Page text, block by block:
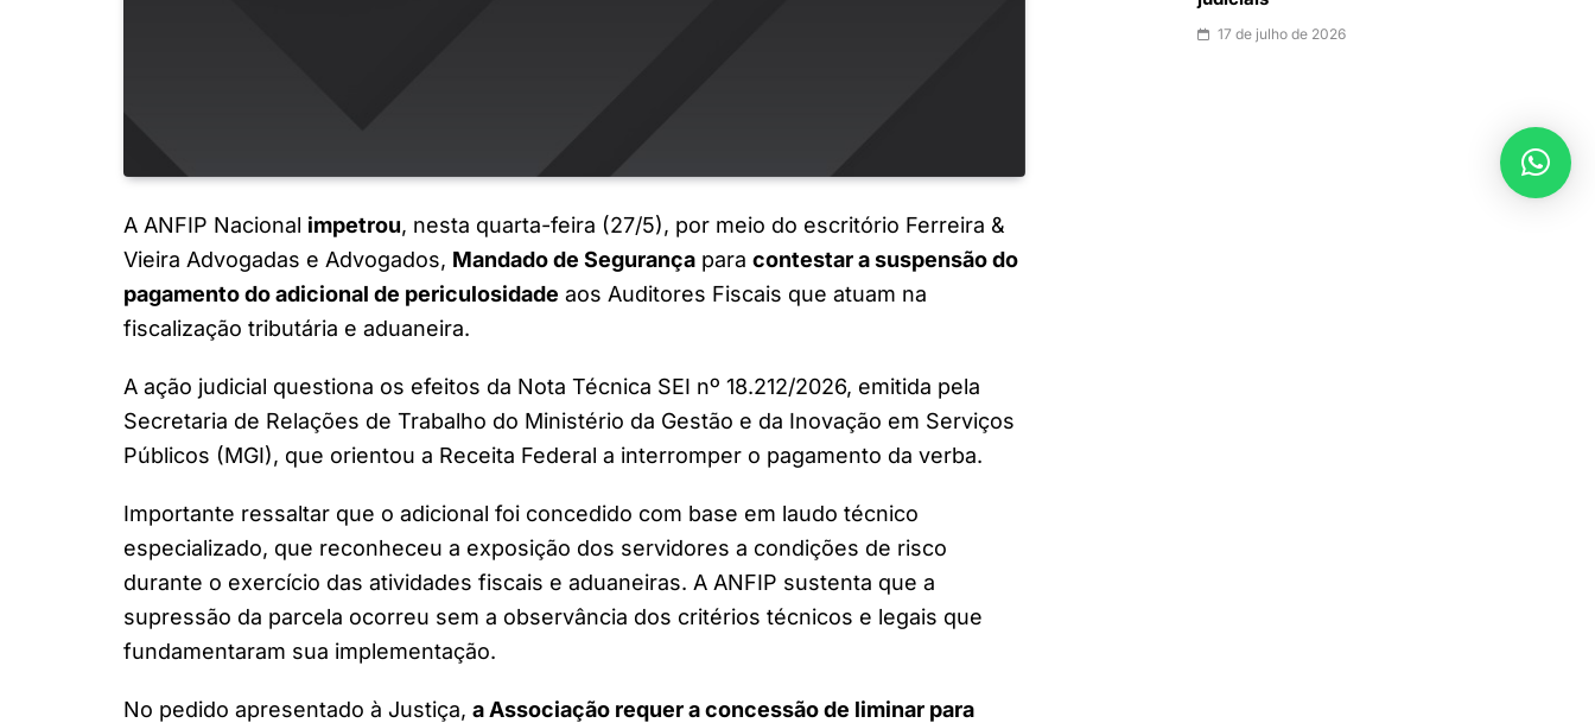
A ANFIP Nacional impetrou, nesta quarta-feira (27/5), por meio do escritório Ferreira &
Vieira Advogadas e Advogados, Mandado de Segurança para contestar a suspensão do
pagamento do adicional de periculosidade aos Auditores Fiscais que atuam na
fiscalização tributária e aduaneira.
A ação judicial questiona os efeitos da Nota Técnica SEI nº 18.212/2026, emitida pela
Secretaria de Relações de Trabalho do Ministério da Gestão e da Inovação em Serviços
Públicos (MGI), que orientou a Receita Federal a interromper o pagamento da verba.
Importante ressaltar que o adicional foi concedido com base em laudo técnico
especializado, que reconheceu a exposição dos servidores a condições de risco
durante o exercício das atividades fiscais e aduaneiras. A ANFIP sustenta que a
supressão da parcela ocorreu sem a observância dos critérios técnicos e legais que
fundamentaram sua implementação.
No pedido apresentado à Justiça, a Associação requer a concessão de liminar para
17 de julho de 2026